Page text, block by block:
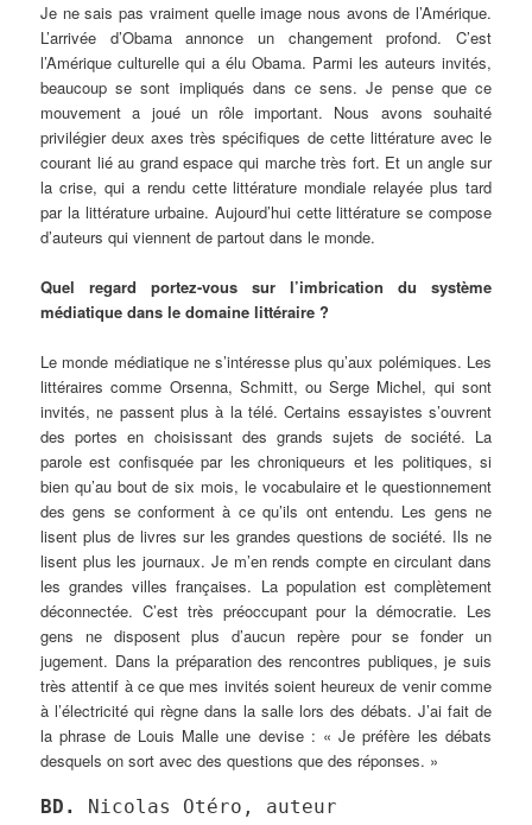
Je ne sais pas vraiment quelle image nous avons de l’Amérique.
L’arrivée d’Obama annonce un changement profond. C’est
l’Amérique culturelle qui a élu Obama. Parmi les auteurs invités,
beaucoup se sont impliqués dans ce sens. Je pense que ce
mouvement a joué un rôle important. Nous avons souhaité
privilégier deux axes très spécifiques de cette littérature avec le
courant lié au grand espace qui marche très fort. Et un angle sur
la crise, qui a rendu cette littérature mondiale relayée plus tard
par la littérature urbaine. Aujourd’hui cette littérature se compose
d’auteurs qui viennent de partout dans le monde.
Quel regard portez-vous sur l’imbrication du système
médiatique dans le domaine littéraire ?
Le monde médiatique ne s’intéresse plus qu’aux polémiques. Les
littéraires comme Orsenna, Schmitt, ou Serge Michel, qui sont
invités, ne passent plus à la télé. Certains essayistes s’ouvrent
des portes en choisissant des grands sujets de société. La
parole est confisquée par les chroniqueurs et les politiques, si
bien qu’au bout de six mois, le vocabulaire et le questionnement
des gens se conforment à ce qu’ils ont entendu. Les gens ne
lisent plus de livres sur les grandes questions de société. Ils ne
lisent plus les journaux. Je m’en rends compte en circulant dans
les grandes villes françaises. La population est complètement
déconnectée. C’est très préoccupant pour la démocratie. Les
gens ne disposent plus d’aucun repère pour se fonder un
jugement. Dans la préparation des rencontres publiques, je suis
très attentif à ce que mes invités soient heureux de venir comme
à l’électricité qui règne dans la salle lors des débats. J’ai fait de
la phrase de Louis Malle une devise : « Je préfère les débats
desquels on sort avec des questions que des réponses. »
BD.
Nicolas Otéro, auteur